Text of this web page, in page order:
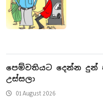
පෙම්වතියට දෙන්න දුන්
උස්සලා
01 August 2026